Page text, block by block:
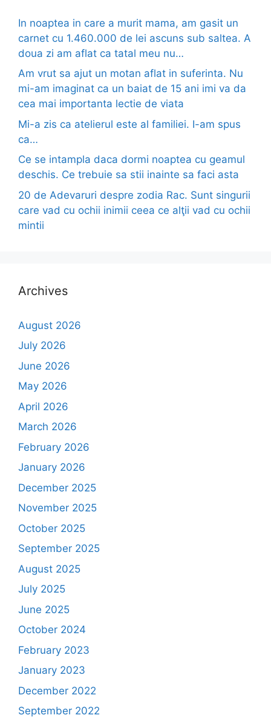
In noaptea in care a murit mama, am gasit un
carnet cu 1.460.000 de lei ascuns sub saltea. A
doua zi am aflat ca tatal meu nu…
Am vrut sa ajut un motan aflat in suferinta. Nu
mi-am imaginat ca un baiat de 15 ani imi va da
cea mai importanta lectie de viata
Mi-a zis ca atelierul este al familiei. I-am spus
ca…
Ce se intampla daca dormi noaptea cu geamul
deschis. Ce trebuie sa stii inainte sa faci asta
20 de Adevaruri despre zodia Rac. Sunt singurii
care vad cu ochii inimii ceea ce alţii vad cu ochii
mintii
Archives
August 2026
July 2026
June 2026
May 2026
April 2026
March 2026
February 2026
January 2026
December 2025
November 2025
October 2025
September 2025
August 2025
July 2025
June 2025
October 2024
February 2023
January 2023
December 2022
September 2022